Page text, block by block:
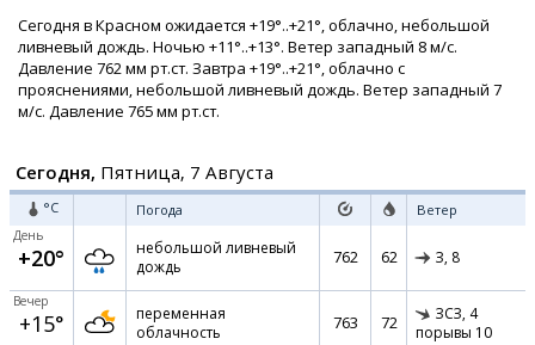
Сегодня в Красном ожидается +19°..+21°, облачно, небольшой
ливневый дождь. Ночью +11°..+13°. Ветер западный 8 м/с.
Давление 762 мм рт.ст. Завтра +19°..+21°, облачно с
прояснениями, небольшой ливневый дождь. Ветер западный 7
м/с. Давление 765 мм рт.ст.
Сегодня, Пятница, 7 Августа
°C Погода Ветер
День
+20°
небольшой ливневый
дождь
762 62 З, 8
Вечер
+15°
переменная
облачность
763 72 ЗСЗ, 4
порывы 10